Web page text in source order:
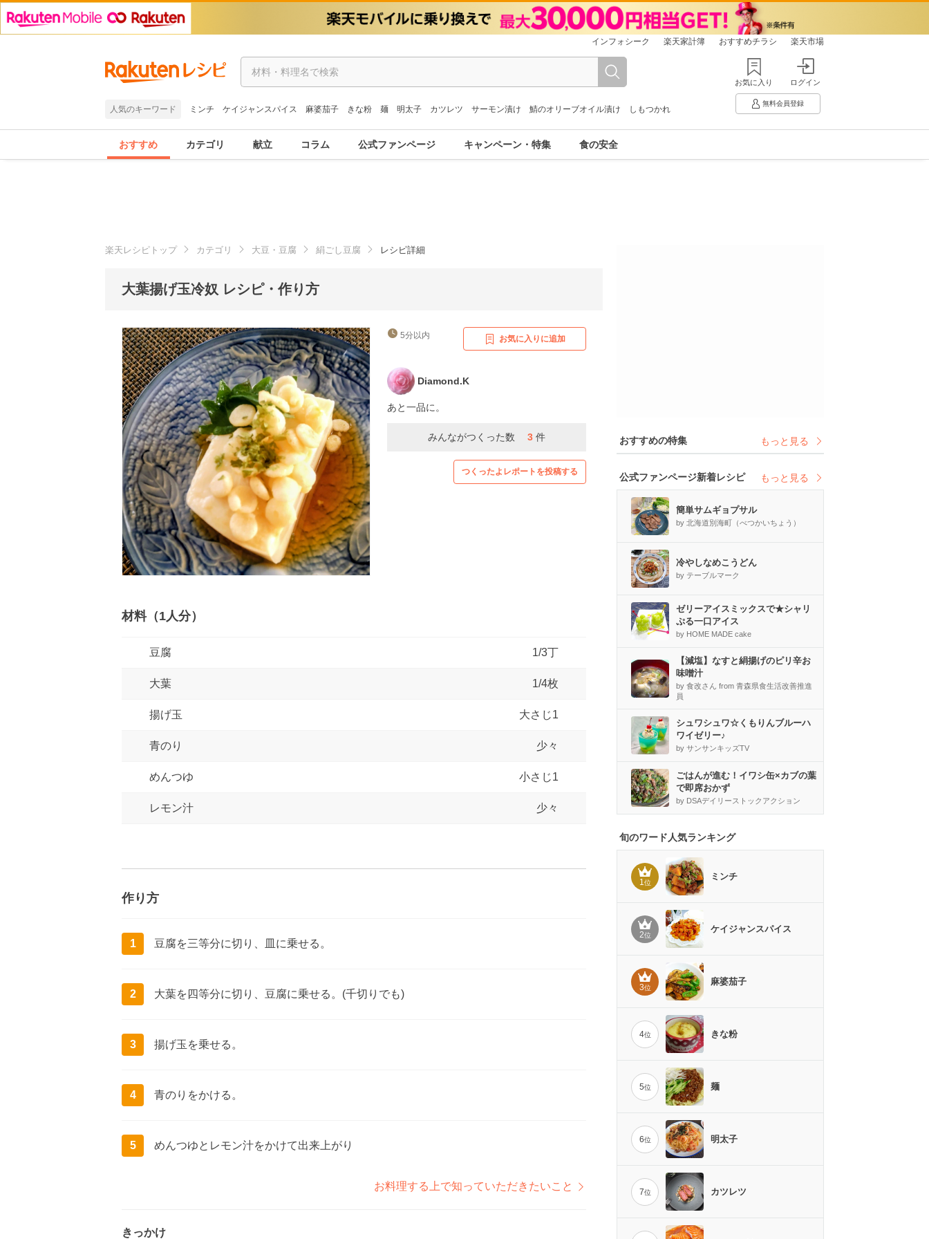
インフォシーク 楽天家計簿 おすすめチラシ 楽天市場
人気のキーワード ミンチ ケイジャンスパイス 麻婆茄子 きな粉 麺 明太子 カツレツ サーモン漬け 鯖のオリーブオイル漬け しもつかれ
お気に入り ログイン
無料会員登録
おすすめ カテゴリ 献立 コラム 公式ファンページ キャンペーン・特集 食の安全
楽天レシピトップ カテゴリ 大豆・豆腐 絹ごし豆腐 レシピ詳細
大葉揚げ玉冷奴 レシピ・作り方
5分以内 お気に入りに追加
Diamond.K
あと一品に。
みんながつくった数 3 件
つくったよレポートを投稿する
材料（1人分）
豆腐 1/3丁
大葉 1/4枚
揚げ玉 大さじ1
青のり 少々
めんつゆ 小さじ1
レモン汁 少々
作り方
1 豆腐を三等分に切り、皿に乗せる。
2 大葉を四等分に切り、豆腐に乗せる。(千切りでも)
3 揚げ玉を乗せる。
4 青のりをかける。
5 めんつゆとレモン汁をかけて出来上がり
お料理する上で知っていただきたいこと
きっかけ
おすすめの特集 もっと見る
公式ファンページ新着レシピ もっと見る
簡単サムギョプサル
by 北海道別海町（べつかいちょう）
冷やしなめこうどん
by テーブルマーク
ゼリーアイスミックスで★シャリ
ぷる一口アイス
by HOME MADE cake
【減塩】なすと絹揚げのピリ辛お
味噌汁
by 食改さん from 青森県食生活改善推進
員
シュワシュワ☆くもりんブルーハ
ワイゼリー♪
by サンサンキッズTV
ごはんが進む！イワシ缶×カブの葉
で即席おかず
by DSAデイリーストックアクション
旬のワード人気ランキング
1位
ミンチ
2位
ケイジャンスパイス
3位
麻婆茄子
4位 きな粉
5位 麺
6位 明太子
7位 カツレツ